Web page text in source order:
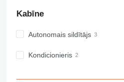
IT
MH
PM
Kabīne
Autonomais sildītājs
Kondicionieris